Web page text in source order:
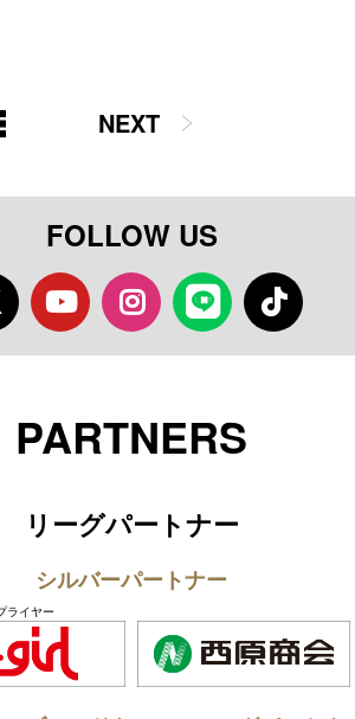
NEXT
FOLLOW US
YoutubeInstagram
LINE TikTok
PARTNERS
リーグパートナー
シルバーパートナー
ライヤー